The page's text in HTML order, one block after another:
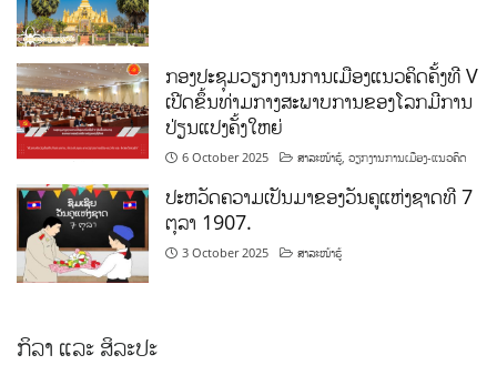
ກອງປະຊຸມວຽກງານການເມືອງແນວຄິດຄັ້ງທີ V
ເປີດຂຶ້ນທ່າມກາງສະພາບການຂອງໂລກມີການ
ປ່ຽນແປງຄັ້ງໃຫຍ່
6 October 2025 ສາລະໜ້າຮູ້ ,ວຽກງານການເມືອງ-ແນວຄິດ
ປະຫວັດຄວາມເປັນມາຂອງວັນຄູແຫ່ງຊາດທີ 7
ຕຸລາ 1907.
3 October 2025 ສາລະໜ້າຮູ້
ກິລາ ແລະ ສິລະປະ